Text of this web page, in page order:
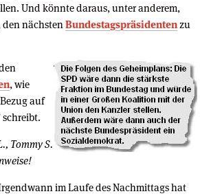
Und könnte daraus, unter anderem,
den nächsten Bundestagspräsidenten zu
, wie
auf
schreibt.
Tommy S.
im Laufe des Nachmittags hat